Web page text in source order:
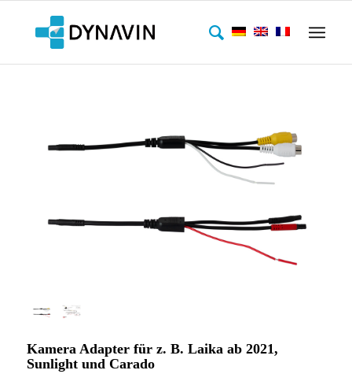
Kamera Adapter für z. B. Laika ab 2021,
Sunlight und Carado